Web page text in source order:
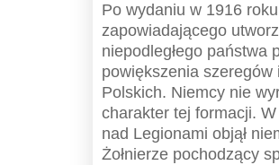
Po wydaniu w 1916
zapowiadającego
niepodległego państwa
powiększenia
Polskich. Niemcy nie
charakter tej formacji.
nad Legionami objął
Żołnierze pochodzący